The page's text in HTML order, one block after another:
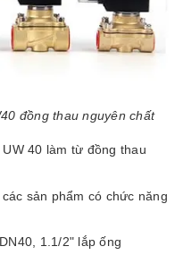
đồng thau nguyên chất
40 làm từ đồng thau
sản phẩm có chức năng
1.1/2" lắp ống